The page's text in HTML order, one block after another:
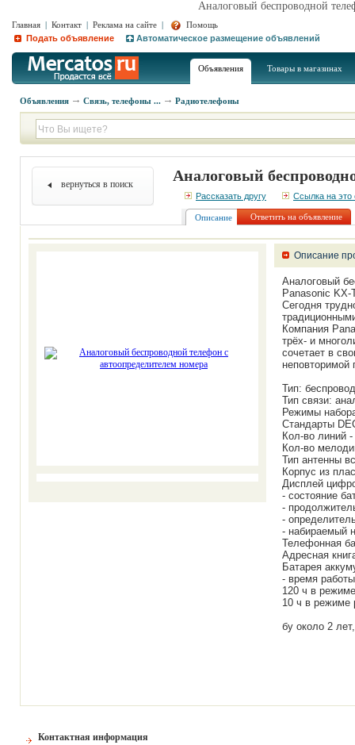
Аналоговый беcпроводной
Главная | Контакт | Реклама на сайте |
Помощь
Подать объявление
Автоматическое размещение объявлений
Объявления Товары в магазинах
Объявления Связь, телефоны ... Радиотелефоны
вернуться в поиск Аналоговый
Рассказать другу Ссылка на это
Описание Ответить на объявление
Описание
Аналоговый
Panasonic KX-
Сегодня
Компания
трёх- и
сочетает в
неповторимой
Тип:
Тип связи:
Режимы
Стандарты
Кол-во линий
Кол-во
Тип антенны
Корпус из
Дисплей
- состояние
-
-
- набираемый
Телефонная
Адресная
Батарея
- время
120 ч в
10 ч в режиме
бу около 2
Контактная информация